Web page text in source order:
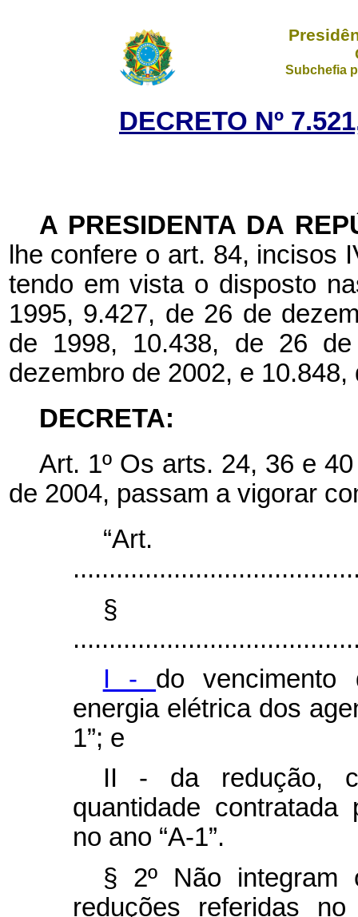
Subchefia
DECRETO Nº
A PRESIDENTA DA
lhe confere o art. 84, incisos
tendo em vista o disposto
1995, 9.427, de 26 de
de 1998, 10.438, de 26
dezembro de 2002, e
DECRETA:
Art. 1º Os arts. 24, 36 e
de 2004, passam a vigorar
§
I - do
energia elétrica dos
1”; e
II - da redução,
quantidade
no ano “A-1”.
§ 2º Não integram
reduções referidas